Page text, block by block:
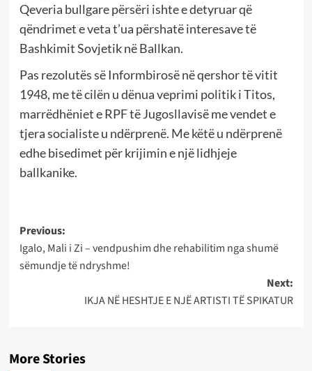
Qeveria bullgare përsëri ishte e detyruar që
qëndrimet e veta t’ua përshatë interesave të
Bashkimit Sovjetik në Ballkan.
Pas rezolutës së Informbirosë në qershor të vitit
1948, me të cilën u dënua veprimi politik i Titos,
marrëdhëniet e RPF të Jugosllavisë me vendet e
tjera socialiste u ndërprenë. Me këtë u ndërprenë
edhe bisedimet për krijimin e një lidhjeje
ballkanike.
Post
navigation
Previous:
Igalo, Mali i Zi – vendpushim dhe rehabilitim nga shumë
sëmundje të ndryshme!
Next:
IKJA NË HESHTJE E NJË ARTISTI TË SPIKATUR
More Stories